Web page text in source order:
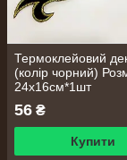
Термоклейовий
(колір чорний)
24х16см*1шт
56 ₴
Купити